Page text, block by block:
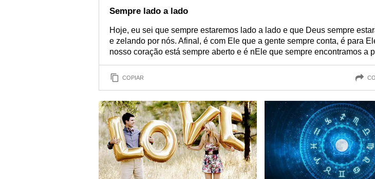
Sempre lado a lado
Hoje, eu sei que sempre estaremos lado a lado e que Deus sempre
e zelando por nós. Afinal, é com Ele que a gente sempre conta, é para
nosso coração está sempre aberto e é nEle que sempre encontramos a
COPIAR